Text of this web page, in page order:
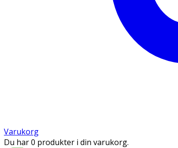
Varukorg
Du har 0 produkter i din varukorg.